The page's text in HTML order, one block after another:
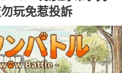
玩免惹投訴